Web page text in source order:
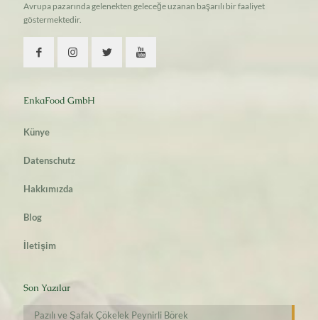
Avrupa pazarında gelenekten geleceğe uzanan başarılı bir faaliyet
göstermektedir.
EnkaFood GmbH
Künye
Datenschutz
Hakkımızda
Blog
İletişim
Son Yazılar
Pazılı ve Şafak Çökelek Peynirli Börek